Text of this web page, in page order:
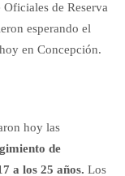
de Reserva
esperando el
en Concepción.
hoy las
de
a los 25 años. Los